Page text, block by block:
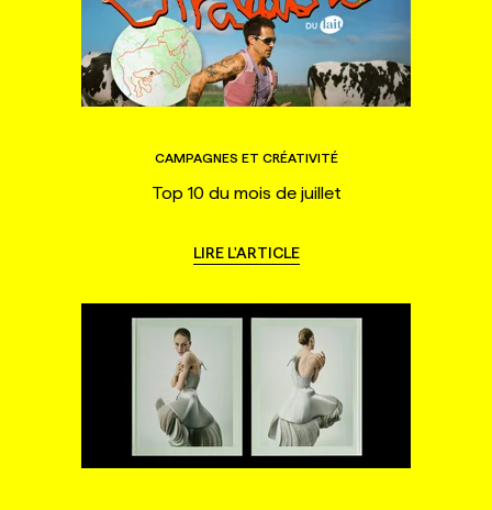
CAMPAGNES ET CRÉATIVITÉ
Top 10 du mois de juillet
LIRE L'ARTICLE